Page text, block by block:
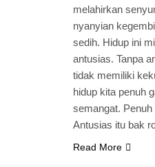
melahirkan
nyanyian
sedih. Hidup ini
antusias. Tanpa
tidak memiliki
hidup kita penuh
semangat.
Antusias itu bak
Read More